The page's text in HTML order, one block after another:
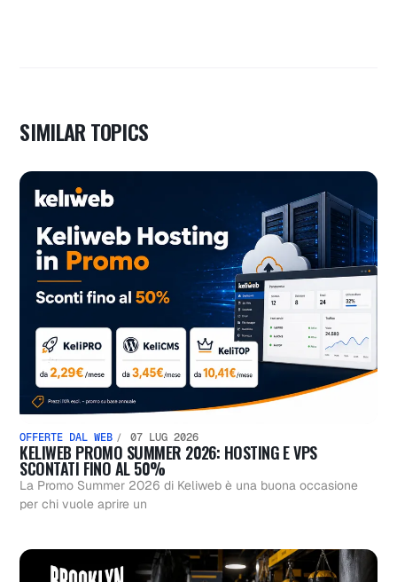
SIMILAR TOPICS
OFFERTE DAL WEB 07 LUG 2026
KELIWEB PROMO SUMMER 2026: HOSTING E VPS
SCONTATI FINO AL 50%
La Promo Summer 2026 di Keliweb è una buona occasione
per chi vuole aprire un